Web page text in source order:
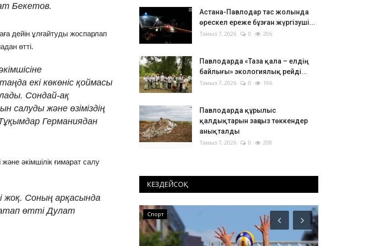
Бекетов.
дейін ұлғайтуды жоспарлап
өтті.
екі көкөніс қоймасы
Сондай-ақ
және өзіміздің
Германиядан
әкімшілік ғимарат салу
жоқ. Соның арқасында
өтті Дулат
Астана-Павлодар тас жолында
өрескел ереже бұзған жүргізуші...
Тамыз 7, 2026 0 206
Павлодарда «Таза қала – елдің
байлығы» экологиялық рейді...
Тамыз 7, 2026 0 196
Павлодарда құрылыс
қалдықтарын заңсыз төккендер
анықталды
Тамыз 7, 2026 0 208
КЕЗДЕЙСОҚ
Спорт